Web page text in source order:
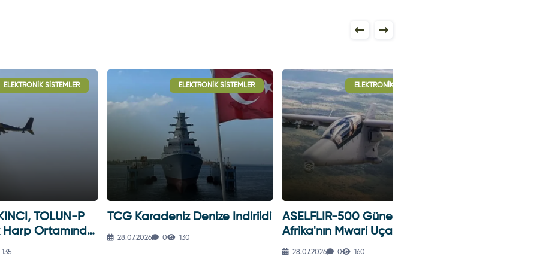
P
ELEKTRONIK SISTEMLER
TCG Karadeniz Denize Indirildi
0 130
ELEKTRONIK SISTEMLER
ASELFLIR-500 Güney
Afrika'nın Mwari Uçağına
Entegre Edildi
0 160